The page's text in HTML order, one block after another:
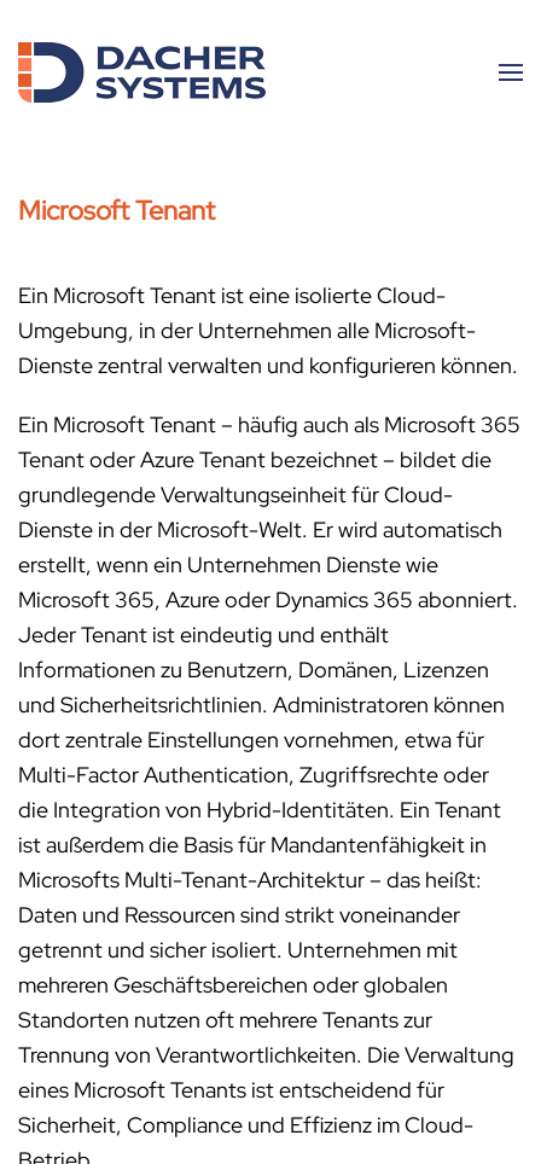
Skip to main content
Microsoft Tenant
Ein Microsoft Tenant ist eine isolierte Cloud-
Umgebung, in der Unternehmen alle Microsoft-
Dienste zentral verwalten und konfigurieren können.
Ein Microsoft Tenant – häufig auch als Microsoft 365
Tenant oder Azure Tenant bezeichnet – bildet die
grundlegende Verwaltungseinheit für Cloud-
Dienste in der Microsoft-Welt. Er wird automatisch
erstellt, wenn ein Unternehmen Dienste wie
Microsoft 365, Azure oder Dynamics 365 abonniert.
Jeder Tenant ist eindeutig und enthält
Informationen zu Benutzern, Domänen, Lizenzen
und Sicherheitsrichtlinien. Administratoren können
dort zentrale Einstellungen vornehmen, etwa für
Multi-Factor Authentication, Zugriffsrechte oder
die Integration von Hybrid-Identitäten. Ein Tenant
ist außerdem die Basis für Mandantenfähigkeit in
Microsofts Multi-Tenant-Architektur – das heißt:
Daten und Ressourcen sind strikt voneinander
getrennt und sicher isoliert. Unternehmen mit
mehreren Geschäftsbereichen oder globalen
Standorten nutzen oft mehrere Tenants zur
Trennung von Verantwortlichkeiten. Die Verwaltung
eines Microsoft Tenants ist entscheidend für
Sicherheit, Compliance und Effizienz im Cloud-